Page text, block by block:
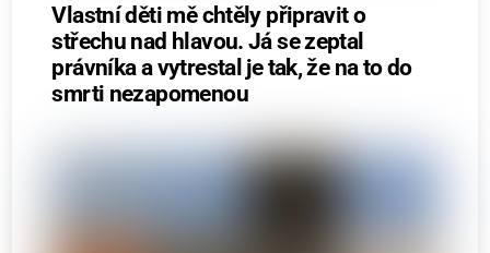
Vlastní děti mě chtěly připravit o
střechu nad hlavou. Já se zeptal
právníka a vytrestal je tak, že na to do
smrti nezapomenou